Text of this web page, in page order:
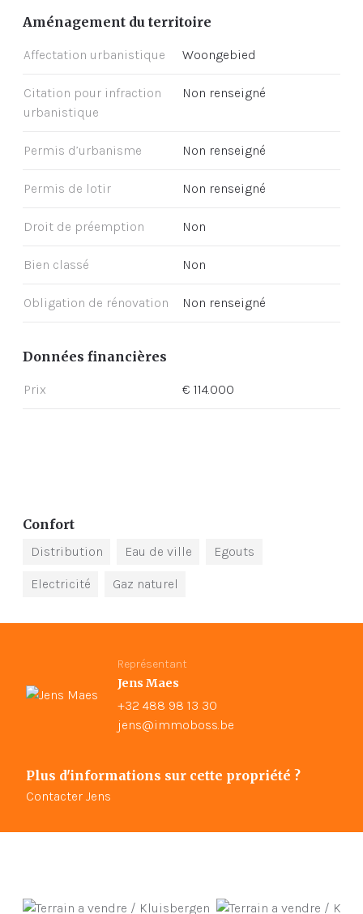
Aménagement du territoire
Affectation urbanistique Woongebied
Citation pour infraction
urbanistique
Non renseigné
Permis d’urbanisme Non renseigné
Permis de lotir Non renseigné
Droit de préemption Non
Bien classé Non
Obligation de rénovation Non renseigné
Données financières
Prix € 114.000
Confort
Distribution Eau de ville Egouts
Electricité Gaz naturel
Représentant
Jens Maes
+32 488 98 13 30
jens@immoboss.be
Plus d'informations sur cette propriété ?
Contacter Jens